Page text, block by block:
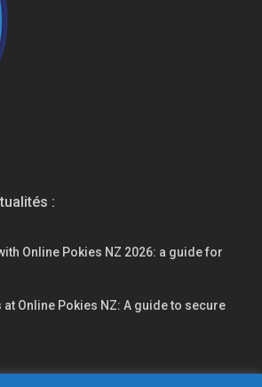
:
Online Pokies NZ 2026: a guide for
Online Pokies NZ: A guide to secure